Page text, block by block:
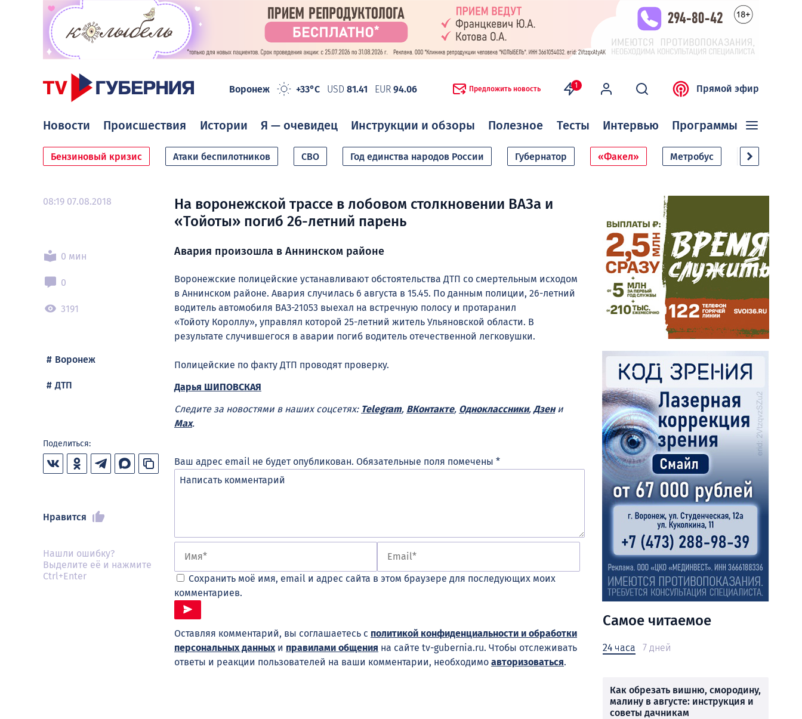
Воронеж +33°C USD 81.41 EUR 94.06 Предложить новость 1 Прямой эфир
Новости Происшествия Истории Я — очевидец Инструкции и обзоры Полезное Тесты Интервью Программы
Бензиновый кризис Атаки беспилотников СВО Год единства народов России Губернатор «Факел» Метробус Дачный
08:19 07.08.2018
0 мин
0
3191
Воронеж
ДТП
Поделиться:
Нравится
Нашли ошибку?
Выделите её и нажмите
Ctrl+Enter
На воронежской трассе в лобовом столкновении ВАЗа и
«Тойоты» погиб 26-летний парень
Авария произошла в Аннинском районе
Воронежские полицейские устанавливают обстоятельства ДТП со смертельным исходом
в Аннинском районе. Авария случилась 6 августа в 15.45. По данным полиции, 26-летний
водитель автомобиля ВАЗ-21053 выехал на встречную полосу и протаранил
«Тойоту Короллу», управлял которой 25-летний житель Ульяновской области. В
результате случившегося в аварии погиб водитель отечественной легковушки.
Полицейские по факту ДТП проводят проверку.
Дарья ШИПОВСКАЯ
Следите за новостями в наших соцсетях: Telegram, ВКонтакте, Одноклассники, Дзени
Max.
Ваш адрес email не будет опубликован. Обязательные поля помечены *
Сохранить моё имя, email и адрес сайта в этом браузере для последующих моих
комментариев.
Оставляя комментарий, вы соглашаетесь с политикой конфиденциальности и обработки
персональных данныхи правилами общения на сайте tv-gubernia.ru. Чтобы отслеживать
ответы и реакции пользователей на ваши комментарии, необходимо авторизоваться.
Самое читаемое
24 часа 7 дней
Как обрезать вишню, смородину,
малину в августе: инструкция и
советы дачникам